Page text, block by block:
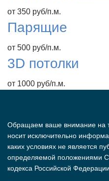
от 350 руб/п.м.
Парящие
от 500 руб/п.м.
3D потолки
от 1000 руб/п.м.
Обращаем ваше внимание на
носит исключительно
каких условиях не является
определяемой положениями
кодекса Российской Федерации.